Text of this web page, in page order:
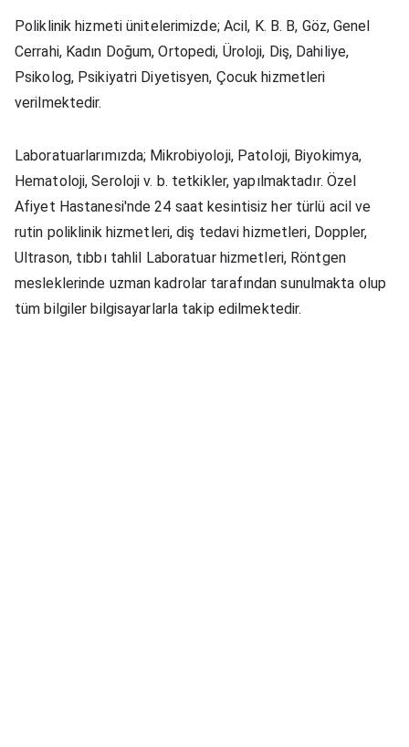
Poliklinik hizmeti ünitelerimizde; Acil, K. B. B, Göz, Genel
Cerrahi, Kadın Doğum, Ortopedi, Üroloji, Diş, Dahiliye,
Psikolog, Psikiyatri Diyetisyen, Çocuk hizmetleri
verilmektedir.
Laboratuarlarımızda; Mikrobiyoloji, Patoloji, Biyokimya,
Hematoloji, Seroloji v. b. tetkikler, yapılmaktadır. Özel
Afiyet Hastanesi'nde 24 saat kesintisiz her türlü acil ve
rutin poliklinik hizmetleri, diş tedavi hizmetleri, Doppler,
Ultrason, tıbbı tahlil Laboratuar hizmetleri, Röntgen
mesleklerinde uzman kadrolar tarafından sunulmakta olup
tüm bilgiler bilgisayarlarla takip edilmektedir.